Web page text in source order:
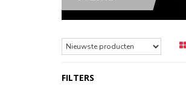
FILTERS